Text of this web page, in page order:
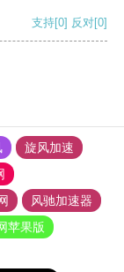
支持[0] 反对[0]
旋风加速
风驰加速器
苹果版